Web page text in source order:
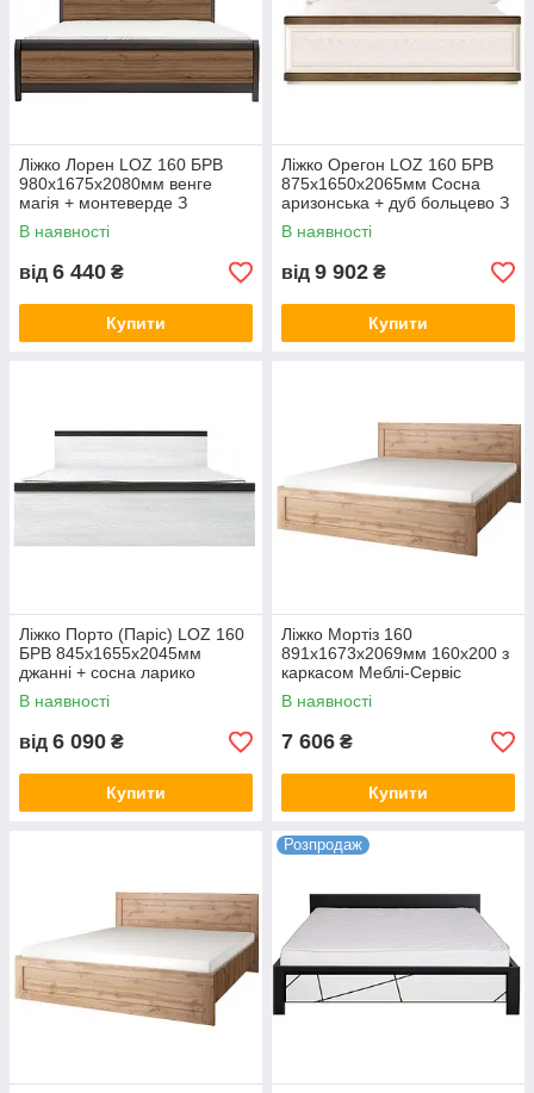
Ліжко Лорен LOZ 160 БРВ
980х1675х2080мм венге
магія + монтеверде З
каркасом Без каркаса, 18
В наявності
від 6 440 ₴
Купити
Ліжко Орегон LOZ 160 БРВ
875х1650х2065мм Сосна
аризонська + дуб больцево З
каркасом Без каркаса, 18 З
каркасом
В наявності
від 9 902 ₴
Купити
Ліжко Порто (Паріс) LOZ 160
БРВ 845х1655х2045мм
джанні + сосна ларико
В наявності
від 6 090 ₴
Купити
Ліжко Мортіз 160
891х1673х2069мм 160х200 з
каркасом Меблі-Сервіс
В наявності
7 606 ₴
Купити
Розпродаж